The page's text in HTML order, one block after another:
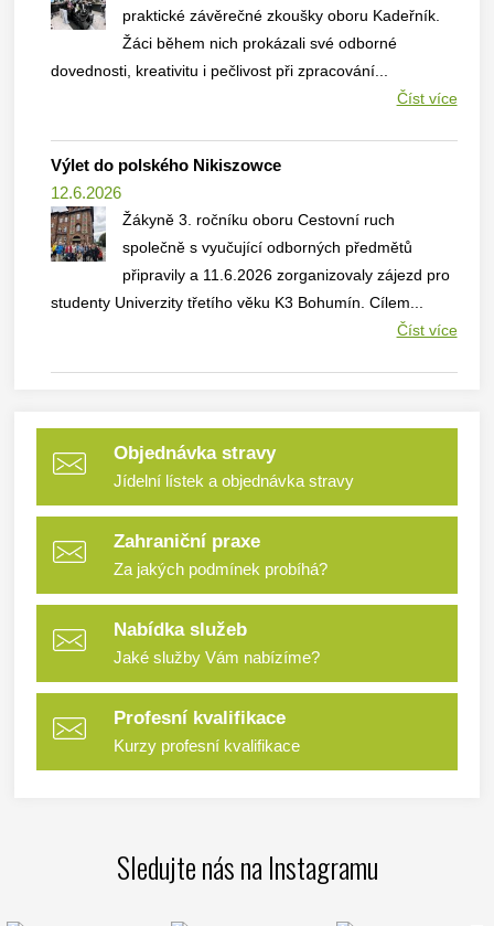
praktické závěrečné zkoušky oboru Kadeřník.
Žáci během nich prokázali své odborné
dovednosti, kreativitu i pečlivost při zpracování...
Číst více
Výlet do polského Nikiszowce
12.6.2026
Žákyně 3. ročníku oboru Cestovní ruch
společně s vyučující odborných předmětů
připravily a 11.6.2026 zorganizovaly zájezd pro
studenty Univerzity třetího věku K3 Bohumín. Cílem...
Číst více
Objednávka stravy
Jídelní lístek a objednávka stravy
Zahraniční praxe
Za jakých podmínek probíhá?
Nabídka služeb
Jaké služby Vám nabízíme?
Profesní kvalifikace
Kurzy profesní kvalifikace
Sledujte nás na Instagramu